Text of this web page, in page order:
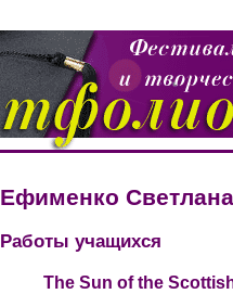
Ефименко
Работы учащихся
The Sun of the